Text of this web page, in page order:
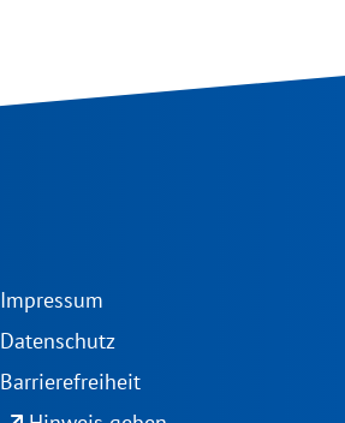
Impressum
Datenschutz
Barrierefreiheit